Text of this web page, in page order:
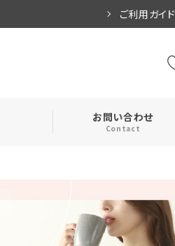
ご利用ガイド
お問い合わせ
Contact